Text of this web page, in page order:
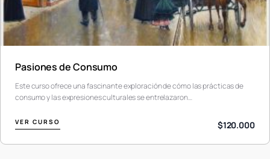
Pasiones de Consumo
Este curso ofrece una fascinante exploración de cómo las prácticas de
consumo y las expresiones culturales se entrelazaron…
VER CURSO $120.000